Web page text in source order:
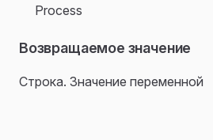
Process
Возвращаемое значение
Строка. Значение переменной